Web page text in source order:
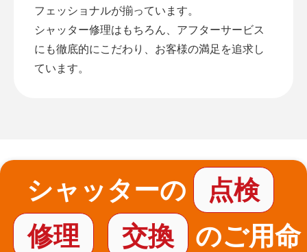
フェッショナルが揃っています。
シャッター修理はもちろん、アフターサービス
にも徹底的にこだわり、お客様の満足を追求し
ています。
シャッターの
点検
修理
交換
のご用命